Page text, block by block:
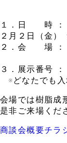
＜
１．日 時 ：
２月２日（金）
２．会 場 ：
（愛知県
３．展示番号 ：
※どなたでも入
会場では樹脂成
是非ご来場くだ
商談会概要チラ